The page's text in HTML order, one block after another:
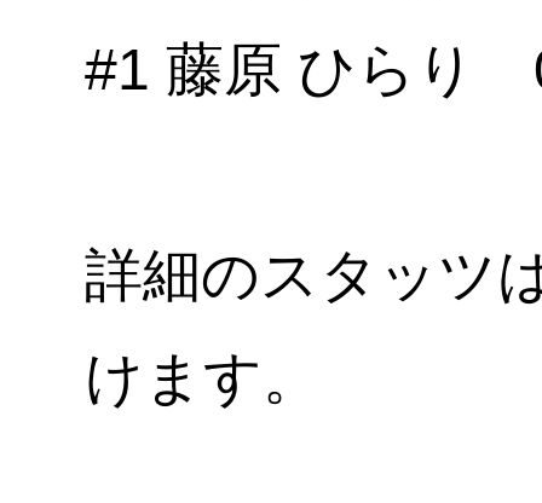
#1 藤原 ひらり
詳細のスタッツ
けます。